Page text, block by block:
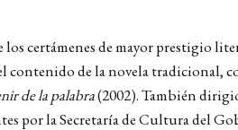
certámenes de mayor prestigio
contenido de la novela tradicional,
de la palabra(2002). También
por la Secretaría de Cultura del